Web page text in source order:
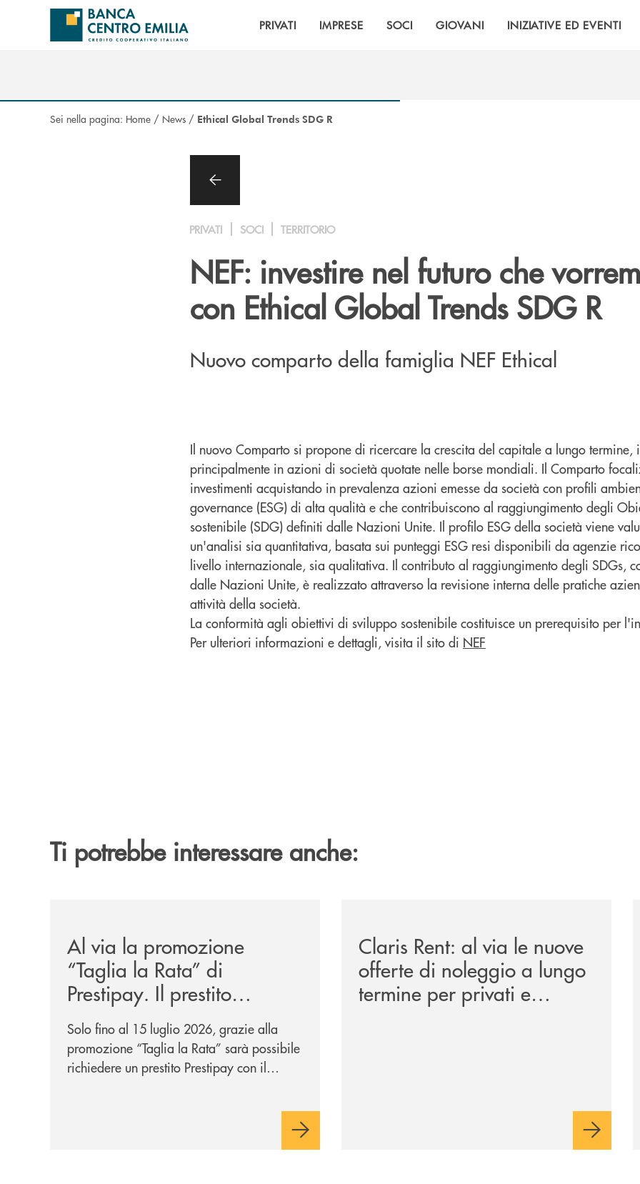
Salta al contenuto principale
PRIVATI IMPRESE SOCI GIOVANI INIZIATIVE ED EVENTI
Sei nella pagina: Home / News / Ethical Global Trends SDG R
PRIVATI SOCI TERRITORIO
NEF: investire nel futuro che
con Ethical Global Trends SDG R
Nuovo comparto della famiglia NEF Ethical
Il nuovo Comparto si propone di ricercare la crescita del capitale a lungo termine,
principalmente in azioni di società quotate nelle borse mondiali. Il Comparto
investimenti acquistando in prevalenza azioni emesse da società con profili
governance (ESG) di alta qualità e che contribuiscono al raggiungimento degli
sostenibile (SDG) definiti dalle Nazioni Unite. Il profilo ESG della società viene
un'analisi sia quantitativa, basata sui punteggi ESG resi disponibili da agenzie
livello internazionale, sia qualitativa. Il contributo al raggiungimento degli SDGs,
dalle Nazioni Unite, è realizzato attraverso la revisione interna delle pratiche
attività della società.
La conformità agli obiettivi di sviluppo sostenibile costituisce un prerequisito per
Per ulteriori informazioni e dettagli, visita il sito di NEF
Ti potrebbe interessare anche:
Al via la promozione
“Taglia la Rata” di
Prestipay. Il prestito
personale che si fa in due
per te!
Solo fino al 15 luglio 2026, grazie alla
promozione “Taglia la Rata” sarà possibile
richiedere un prestito Prestipay con il
Claris Rent: al via le nuove
offerte di noleggio a lungo
termine per privati e